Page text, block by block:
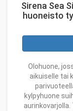
Sirena Sea
huoneisto
Olohuone,
aikuiselle tai
kylpyhuone